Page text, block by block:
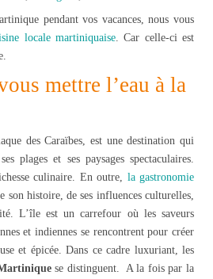
pendant vos vacances, nous vous
locale martiniquaise. Car celle-ci est
mettre l’eau à la
des Caraïbes, est une destination qui
plages et ses paysages spectaculaires.
culinaire. En outre, la gastronomie
son histoire, de ses influences culturelles,
L’île est un carrefour où les saveurs
et indiennes se rencontrent pour créer
et épicée. Dans ce cadre luxuriant, les
se distinguent. A la fois par la